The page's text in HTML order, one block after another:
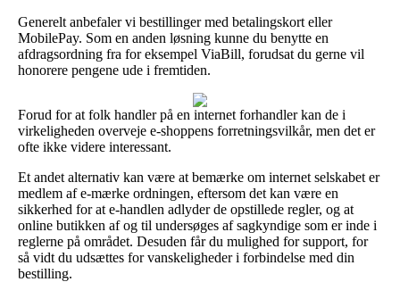
Generelt anbefaler vi bestillinger med betalingskort eller
MobilePay. Som en anden løsning kunne du benytte en
afdragsordning fra for eksempel ViaBill, forudsat du gerne vil
honorere pengene ude i fremtiden.
Forud for at folk handler på en internet forhandler kan de i
virkeligheden overveje e-shoppens forretningsvilkår, men det er
ofte ikke videre interessant.
Et andet alternativ kan være at bemærke om internet selskabet er
medlem af e-mærke ordningen, eftersom det kan være en
sikkerhed for at e-handlen adlyder de opstillede regler, og at
online butikken af og til undersøges af sagkyndige som er inde i
reglerne på området. Desuden får du mulighed for support, for
så vidt du udsættes for vanskeligheder i forbindelse med din
bestilling.